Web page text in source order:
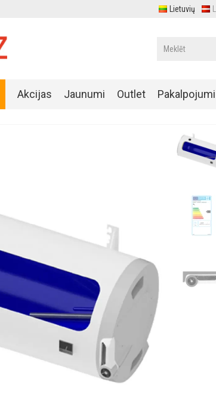
Lietuvių
Akcijas Jaunumi Outlet Pakalpojumi